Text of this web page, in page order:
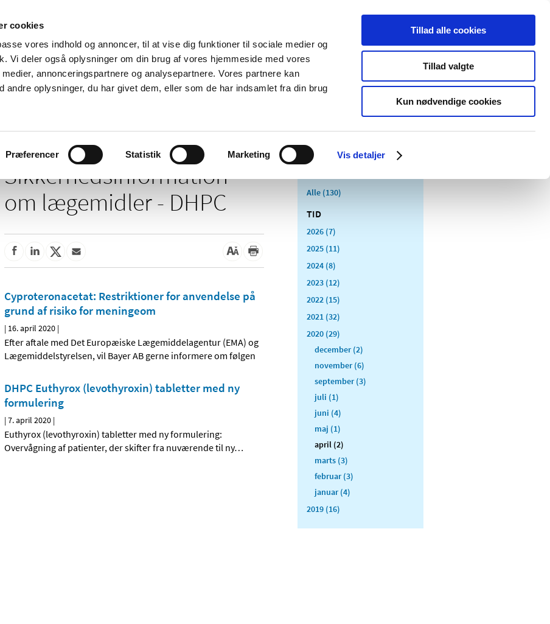
cookies
vores indhold og annoncer, til at vise dig funktioner til sociale medier og
Vi deler også oplysninger om din brug af vores hjemmeside med vores
annonceringspartnere og analysepartnere. Vores partnere kan
andre oplysninger, du har givet dem, eller som de har indsamlet fra din brug
Præferencer Statistik Marketing Vis detaljer
Tillad alle cookies
Tillad valgte
Kun nødvendige cookies
Nyheder Om os Kontakt Udgivelser
og
Tilskud og
Apoteker og salg af
Medicinsk
Særlige
produktområder
Sikkerhedsinformation
om lægemidler - DHPC
Cyproteronacetat: Restriktioner for anvendelse på
grund af risiko for meningeom
| 16. april 2020 |
Efter aftale med Det Europæiske Lægemiddelagentur (EMA) og
Lægemiddelstyrelsen, vil Bayer AB gerne informere om følgen
DHPC Euthyrox (levothyroxin) tabletter med ny
formulering
|7. april 2020 |
Euthyrox (levothyroxin) tabletter med ny formulering:
Overvågning af patienter, der skifter fra nuværende til ny…
Alle (130)
TID
2026 (7)
2025 (11)
2024 (8)
2023 (12)
2022 (15)
2021 (32)
2020 (29)
december (2)
november (6)
september (3)
juli (1)
juni (4)
maj (1)
april (2)
marts (3)
februar (3)
januar (4)
2019 (16)